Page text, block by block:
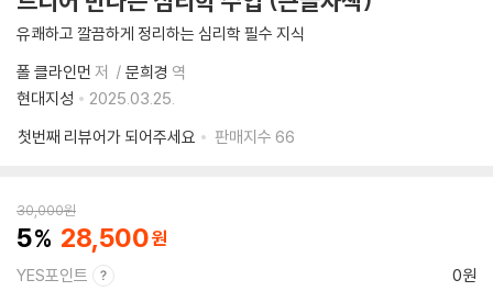
유쾌하고 깔끔하게 정리하는 심리학 필수 지식
폴 클라인먼 저 문희경 역
현대지성
2025.03.25.
첫번째 리뷰어가 되어주세요
판매지수 66
30,000원
5 28,500
YES포인트 0원